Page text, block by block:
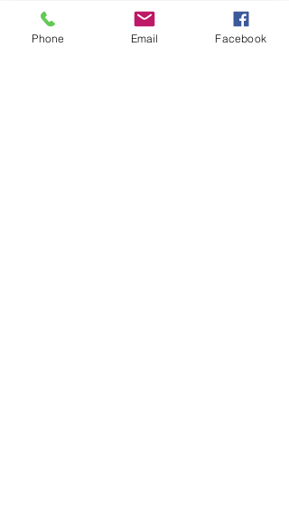
Tout jeu-concours fait l’objet d’un
règlement consultable sur le site
Phone Email Facebook